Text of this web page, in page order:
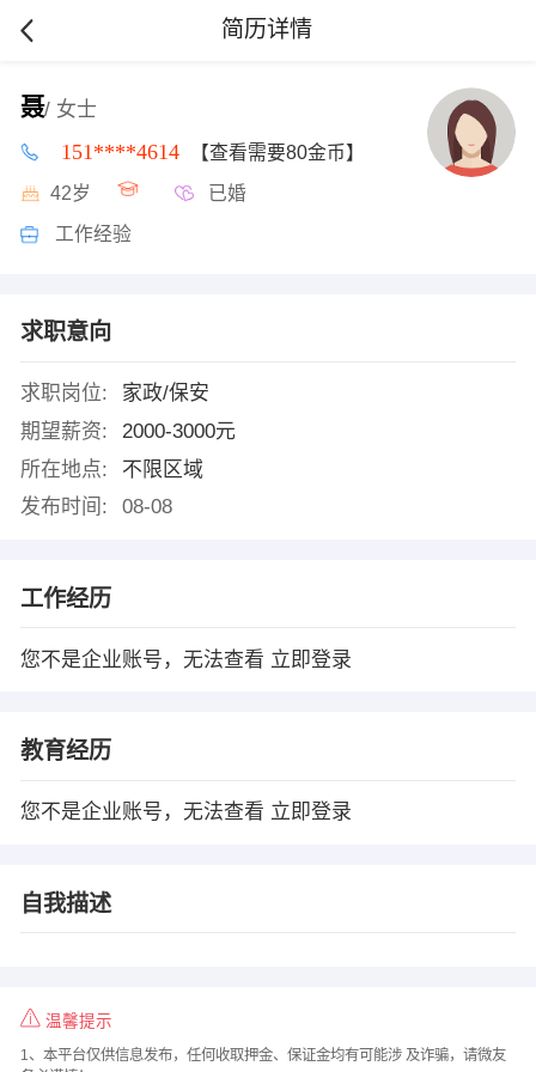
简历详情
聂/ 女士
151****4614 【查看需要80金币】
42岁 已婚
工作经验
求职意向
求职岗位:
家政/保安
期望薪资:
2000-3000元
所在地点:
不限区域
发布时间:
08-08
工作经历
您不是企业账号，无法查看 立即登录
教育经历
您不是企业账号，无法查看 立即登录
自我描述
温馨提示
1、本平台仅供信息发布，任何收取押金、保证金均有可能涉 及诈骗，请微友